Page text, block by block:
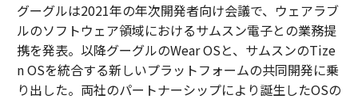
グーグルは2021年の年次開発者向け会議で、ウェアラブ
ルのソフトウェア領域におけるサムスン電子との業務提
携を発表。以降グーグルのWear OSと、サムスンのTize
n OSを統合する新しいプラットフォームの共同開発に乗
り出した。両社のパートナーシップにより誕生したOSの